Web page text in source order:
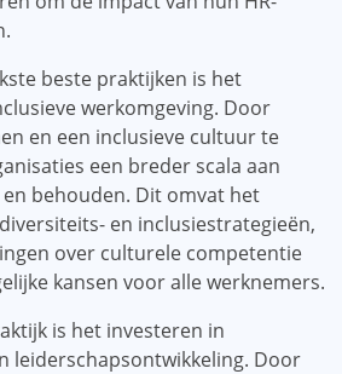
beste praktijken is het
werkomgeving. Door
en een inclusieve cultuur te
een breder scala aan
behouden. Dit omvat het
en inclusiestrategieën,
over culturele competentie
kansen voor alle werknemers.
is het investeren in
leiderschapsontwikkeling. Door